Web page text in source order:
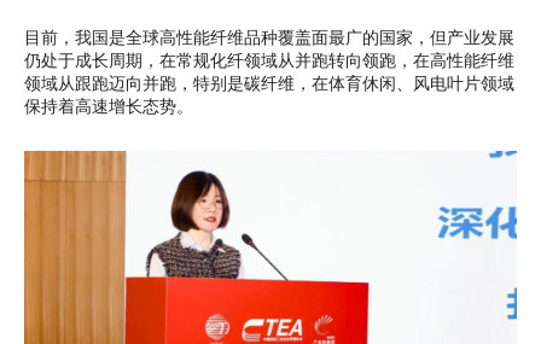
目前，我国是全球高性能纤维品种覆盖面最广的国家，但产业发展
仍处于成长周期，在常规化纤领域从并跑转向领跑，在高性能纤维
领域从跟跑迈向并跑，特别是碳纤维，在体育休闲、风电叶片领域
保持着高速增长态势。